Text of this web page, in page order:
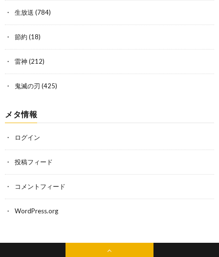
生放送 (784)
節約 (18)
雷神 (212)
鬼滅の刃 (425)
メタ情報
ログイン
投稿フィード
コメントフィード
WordPress.org